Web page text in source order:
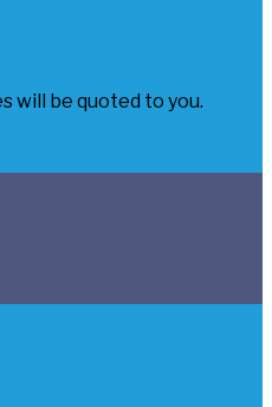
will be quoted to you.